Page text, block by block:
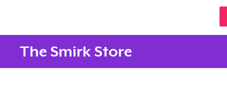
The Smirk Store